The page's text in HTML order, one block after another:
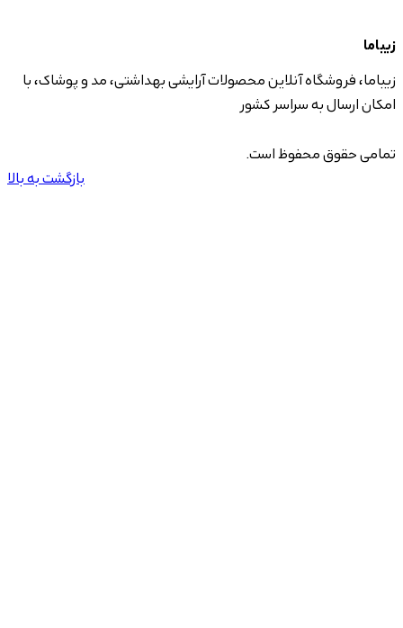
زیباما
زیباما، فروشگاه آنلاین محصولات آرایشی بهداشتی، مد و پوشاک، با
امکان ارسال به سراسر کشور
تمامی حقوق محفوظ است.
بازگشت به بالا